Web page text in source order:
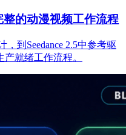
整的动漫视频工作流程
到Seedance 2.5中参考驱
就绪工作流程。